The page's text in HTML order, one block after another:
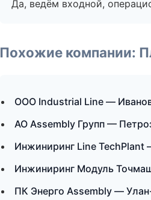
Да, ведём входной,
Похожие компании:
ООО Industrial Line —
АО Assembly Групп —
Инжиниринг Line TechPlant
Инжиниринг Модуль
ПК Энерго Assembly —